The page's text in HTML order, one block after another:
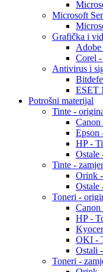
Microsoft
Grafička i
Corel
Antivirus i
ESET
Potrošni materijal
Tinte -
Epson
HP -
Ostale
Tinte -
Orink
Ostale
Toneri -
HP -
OKI -
Ostali
Toneri -